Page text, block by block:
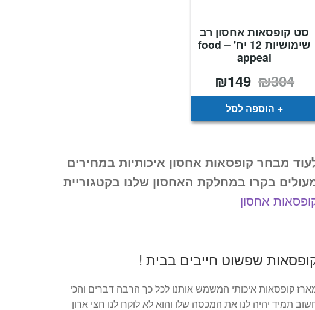
סט קופסאות אחסון רב
שימושיות 12 יח' – food
appeal
₪304 המחיר
המקורי
היה:
₪304.
₪149
הוא:
הוספה לסל
מבחר קופסאות אחסון איכותיות במחירים
בקרו במחלקת האחסון שלנו בקטגוריית
אחסון
שפשוט חייבים בבית !
קופסאות איכותי המשמש אותנו לכל כך הרבה דברים והכי
תמיד יהיה לנו את המכסה שלו והוא לא לוקח לנו חצי ארון